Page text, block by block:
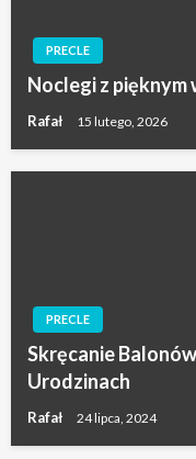
PRECLE
Noclegi z
Rafał 15 lutego, 2026
PRECLE
Skręcanie
Urodzinach
Rafał 24 lipca, 2024